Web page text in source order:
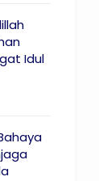
Idul